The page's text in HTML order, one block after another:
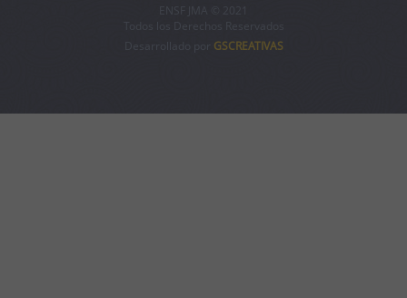
ENSF JMA © 2021
Todos los Derechos Reservados
Desarrollado por GSCREATIVAS